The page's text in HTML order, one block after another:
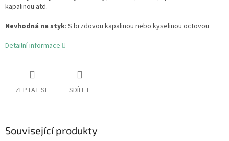
kapalinou atd.
Nevhodná na styk: S brzdovou kapalinou nebo kyselinou octovou
Detailní informace
ZEPTAT SE SDÍLET
Související produkty